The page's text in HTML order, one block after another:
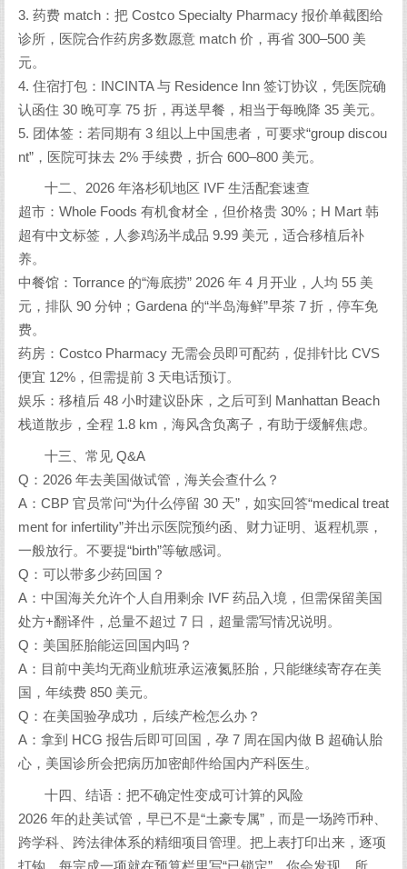
3. 药费 match：把 Costco Specialty Pharmacy 报价单截图给
诊所，医院合作药房多数愿意 match 价，再省 300–500 美
元。
4. 住宿打包：INCINTA 与 Residence Inn 签订协议，凭医院确
认函住 30 晚可享 75 折，再送早餐，相当于每晚降 35 美元。
5. 团体签：若同期有 3 组以上中国患者，可要求“group discou
nt”，医院可抹去 2% 手续费，折合 600–800 美元。
十二、2026 年洛杉矶地区 IVF 生活配套速查
超市：Whole Foods 有机食材全，但价格贵 30%；H Mart 韩
超有中文标签，人参鸡汤半成品 9.99 美元，适合移植后补
养。
中餐馆：Torrance 的“海底捞” 2026 年 4 月开业，人均 55 美
元，排队 90 分钟；Gardena 的“半岛海鲜”早茶 7 折，停车免
费。
药房：Costco Pharmacy 无需会员即可配药，促排针比 CVS
便宜 12%，但需提前 3 天电话预订。
娱乐：移植后 48 小时建议卧床，之后可到 Manhattan Beach
栈道散步，全程 1.8 km，海风含负离子，有助于缓解焦虑。
十三、常见 Q&A
Q：2026 年去美国做试管，海关会查什么？
A：CBP 官员常问“为什么停留 30 天”，如实回答“medical treat
ment for infertility”并出示医院预约函、财力证明、返程机票，
一般放行。不要提“birth”等敏感词。
Q：可以带多少药回国？
A：中国海关允许个人自用剩余 IVF 药品入境，但需保留美国
处方+翻译件，总量不超过 7 日，超量需写情况说明。
Q：美国胚胎能运回国内吗？
A：目前中美均无商业航班承运液氮胚胎，只能继续寄存在美
国，年续费 850 美元。
Q：在美国验孕成功，后续产检怎么办？
A：拿到 HCG 报告后即可回国，孕 7 周在国内做 B 超确认胎
心，美国诊所会把病历加密邮件给国内产科医生。
十四、结语：把不确定性变成可计算的风险
2026 年的赴美试管，早已不是“土豪专属”，而是一场跨币种、
跨学科、跨法律体系的精细项目管理。把上表打印出来，逐项